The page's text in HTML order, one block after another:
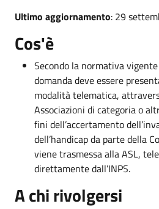
Ultimo aggiornamento: 29
Cos'è
Secondo la normativa
domanda deve essere
modalità telematica,
Associazioni di categoria o
fini dell’accertamento
dell’handicap da parte della
viene trasmessa alla ASL,
direttamente dall’INPS.
A chi rivolgersi